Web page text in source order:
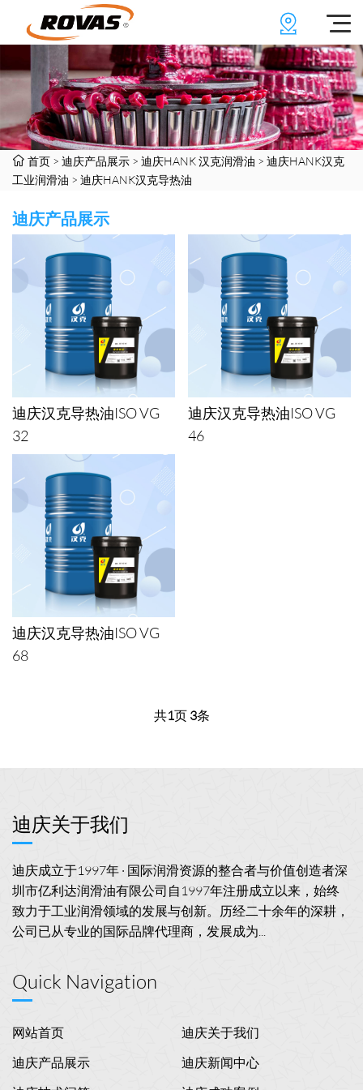
首页 > 迪庆产品展示 > 迪庆HANK 汉克润滑油 > 迪庆HANK汉克
工业润滑油 > 迪庆HANK汉克导热油
迪庆产品展示
迪庆汉克导热油ISO VG
32
迪庆汉克导热油ISO VG
46
迪庆汉克导热油ISO VG
68
共1页 3条
迪庆关于我们
迪庆成立于1997年 · 国际润滑资源的整合者与价值创造者深
圳市亿利达润滑油有限公司自1997年注册成立以来，始终
致力于工业润滑领域的发展与创新。历经二十余年的深耕，
公司已从专业的国际品牌代理商，发展成为...
Quick Navigation
网站首页
迪庆关于我们
迪庆产品展示
迪庆新闻中心